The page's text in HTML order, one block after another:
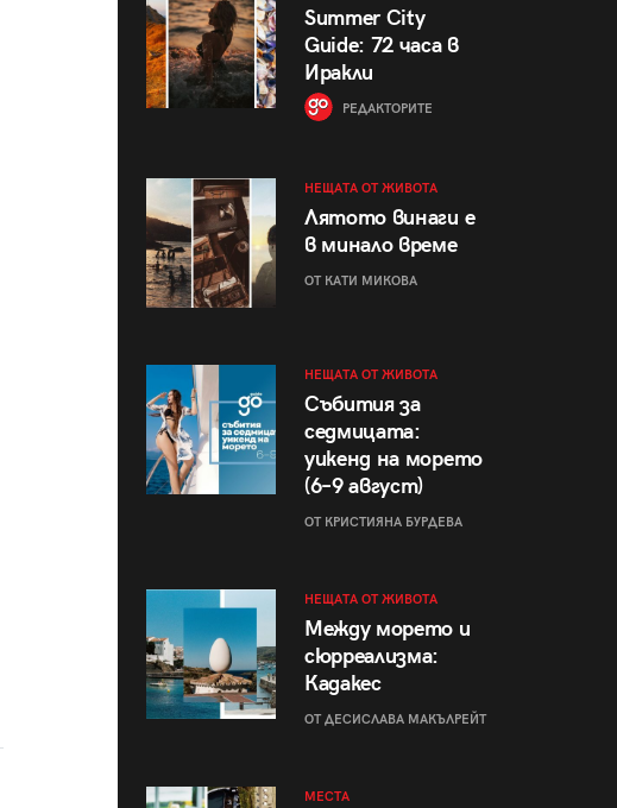
Summer City
Guide: 72 часа в
Иракли
РЕДАКТОРИТЕ
НЕЩАТА ОТ ЖИВОТА
Лятото винаги е
в минало време
ОТ КАТИ МИКОВА
НЕЩАТА ОТ ЖИВОТА
Събития за
седмицата:
уикенд на морето
(6–9 август)
ОТ КРИСТИЯНА БУРДЕВА
НЕЩАТА ОТ ЖИВОТА
Между морето и
сюрреализма:
Кадакес
ОТ ДЕСИСЛАВА МАКЪЛРЕЙТ
МЕСТА